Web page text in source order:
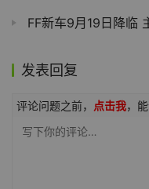
FF新车9月19日降临 主打极致性
发表回复
评论问题之前， 点击我，